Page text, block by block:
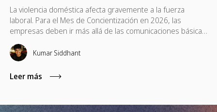
La violencia doméstica afecta gravemente a la fuerza
laboral. Para el Mes de Concientización en 2026, las
empresas deben ir más allá de las comunicaciones básicas
e implementar políticas de apoyo, ayudas financieras,
capacitación remota para gerentes y voluntariado basado
en habilidades.
Kumar Siddhant
Leer más